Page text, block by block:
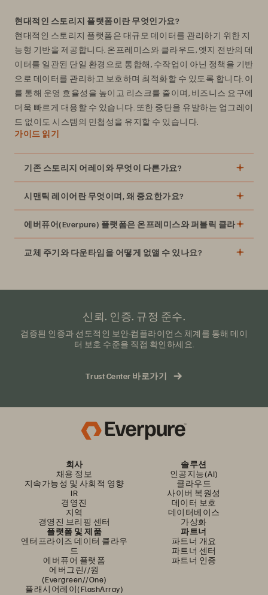
현대적인 스토리지 플랫폼이란 무엇인가요?
현대적인 스토리지 플랫폼은 대규모 데이터를 관리하기 위한 지
능형 기반을 제공합니다. 온프레미스와 클라우드, 엣지 전반의 데
이터를 일관된 단일 환경으로 통합해, 수작업이 아닌 정책을 기반
으로 데이터를 관리하고 보호하며 최적화할 수 있도록 합니다. 이
를 통해 운영 효율성을 높이고 리스크를 줄이며, 비즈니스 요구에
더욱 빠르게 대응할 수 있습니다. 또한 중단을 유발하는 업그레이
드 없이도 시스템의 민첩성을 유지할 수 있습니다.
가이드 읽기
기존 스토리지 어레이와 무엇이 다른가요?
시맨틱 레이어란 무엇이며, 왜 중요한가요?
에버퓨어(Everpure) 플랫폼은 온프레미스와 퍼블릭 클라우드 환
교체 주기와 다운타임을 어떻게 없앨 수 있나요?
신뢰. 인증. 규정 준수.
검증된 인증과 선도적인 보안·컴플라이언스 체계를 통해 데이
터 보호 수준을 직접 확인하세요.
Trust Center 바로가기
회사
채용 정보
지속가능성 및 사회적 영향
IR
경영진
지역
경영진 브리핑 센터
솔루션
인공지능(AI)
클라우드
사이버 복원성
데이터 보호
데이터베이스
가상화
플랫폼 및 제품
엔터프라이즈 데이터 클라우
드
에버퓨어 플랫폼
에버그린//원
(Evergreen//One)
플래시어레이(FlashArray)
파트너
파트너 개요
파트너 센터
파트너 인증